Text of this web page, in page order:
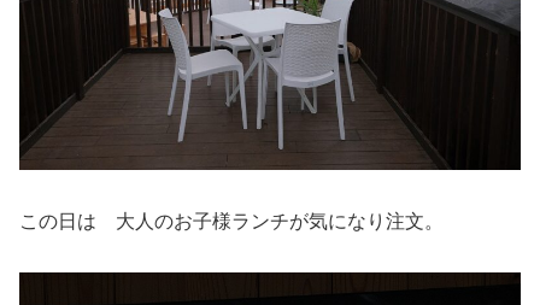
この日は 大人のお子様ランチが気になり注文。